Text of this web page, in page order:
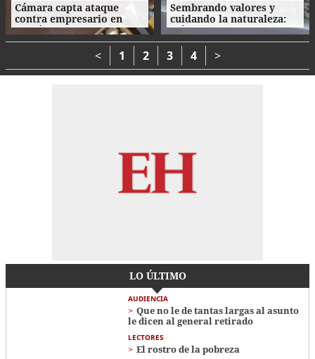
Cámara capta ataque
contra empresario en
Danlí
Sembrando valores y
cuidando la naturaleza:
así fue la clausura de las
Escuelas Amigables con el
Ambiente
< 1 2 3 4 >
LO ÚLTIMO
AUDIENCIA
Que no le de tantas largas al asunto
le dicen al general retirado
LECTORES
El rostro de la pobreza